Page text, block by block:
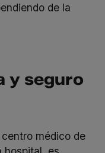
de la
y seguro
médico de